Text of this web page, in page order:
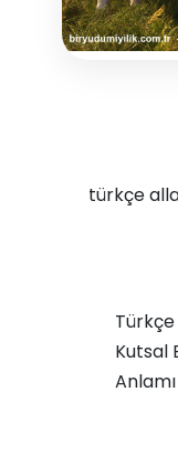
türkçe
Kutsal
Anlamı